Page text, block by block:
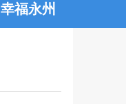
幸福永州